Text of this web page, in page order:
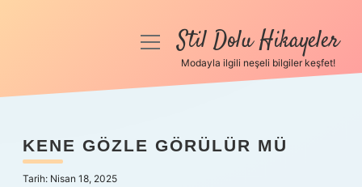
Anasayfa
Yasal Uyarı
menüyüStil Dolu Hikayeler
Modayla ilgili neşeli bilgiler keşfet!
KENE GÖZLE GÖRÜLÜR MÜ
Tarih: Nisan 18, 2025